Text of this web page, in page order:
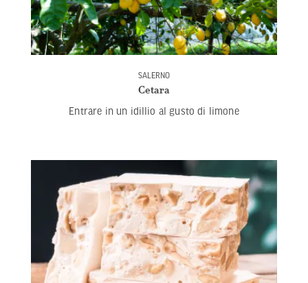
SALERNO
Cetara
Entrare in un idillio al gusto di limone